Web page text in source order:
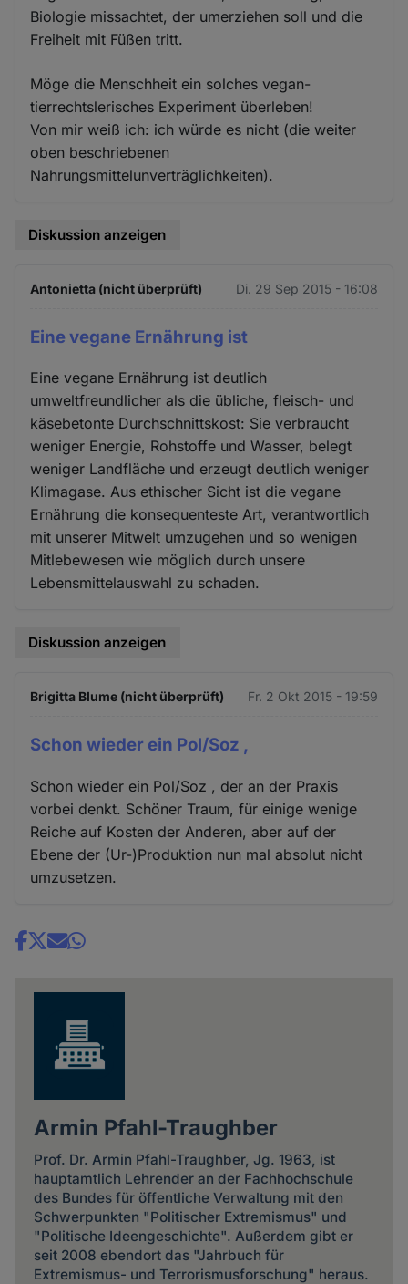
Biologie missachtet, der umerziehen soll und die
Freiheit mit Füßen tritt.
Möge die Menschheit ein solches vegan-
tierrechtslerisches Experiment überleben!
Von mir weiß ich: ich würde es nicht (die weiter
oben beschriebenen
Nahrungsmittelunverträglichkeiten).
Diskussion anzeigen
Antonietta (nicht überprüft) Di. 29 Sep 2015 - 16:08
Eine vegane Ernährung ist
Eine vegane Ernährung ist deutlich
umweltfreundlicher als die übliche, fleisch- und
käsebetonte Durchschnittskost: Sie verbraucht
weniger Energie, Rohstoffe und Wasser, belegt
weniger Landfläche und erzeugt deutlich weniger
Klimagase. Aus ethischer Sicht ist die vegane
Ernährung die konsequenteste Art, verantwortlich
mit unserer Mitwelt umzugehen und so wenigen
Mitlebewesen wie möglich durch unsere
Lebensmittelauswahl zu schaden.
Diskussion anzeigen
Brigitta Blume (nicht überprüft) Fr. 2 Okt 2015 - 19:59
Schon wieder ein Pol/Soz ,
Schon wieder ein Pol/Soz , der an der Praxis
vorbei denkt. Schöner Traum, für einige wenige
Reiche auf Kosten der Anderen, aber auf der
Ebene der (Ur-)Produktion nun mal absolut nicht
umzusetzen.
Share
Armin Pfahl-Traughber
Prof. Dr. Armin Pfahl-Traughber, Jg. 1963, ist
hauptamtlich Lehrender an der Fachhochschule
des Bundes für öffentliche Verwaltung mit den
Schwerpunkten "Politischer Extremismus" und
"Politische Ideengeschichte". Außerdem gibt er
seit 2008 ebendort das "Jahrbuch für
Extremismus- und Terrorismusforschung" heraus.